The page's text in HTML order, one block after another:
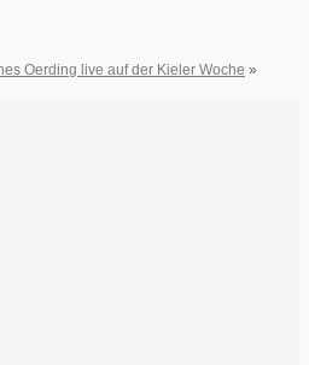
Oerding live auf der Kieler Woche »